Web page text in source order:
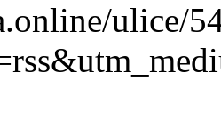
ulice/